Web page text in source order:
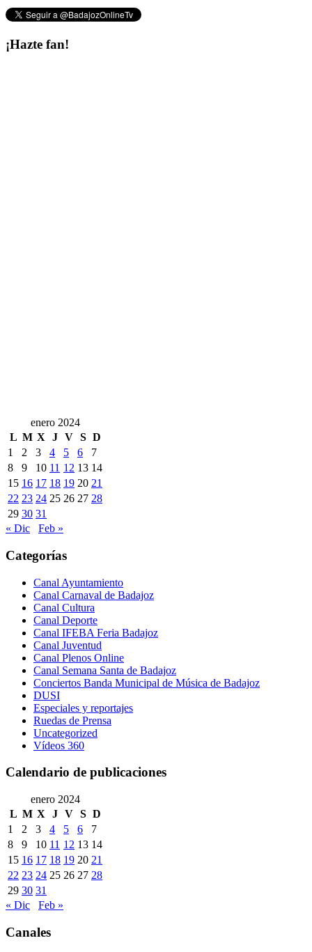
¡Hazte fan!
enero 2024
L M X J V S D
1
2 3 4 5 6
7
8
9 10 11 12 13 14
15 16 17 18 19 20 21
22 23 24 25 26 27 28
29 30 31
« Dic
Feb »
Categorías
Canal Ayuntamiento
Canal Carnaval de Badajoz
Canal Cultura
Canal Deporte
Canal IFEBA Feria Badajoz
Canal Juventud
Canal Plenos Online
Canal Semana Santa de Badajoz
Conciertos Banda Municipal de Música de Badajoz
DUSI
Especiales y reportajes
Ruedas de Prensa
Uncategorized
Vídeos 360
Calendario de publicaciones
enero 2024
L M X J V S D
1
2 3 4 5 6
7
8
9 10 11 12 13 14
15 16 17 18 19 20 21
22 23 24 25 26 27 28
29 30 31
« Dic
Feb »
Canales